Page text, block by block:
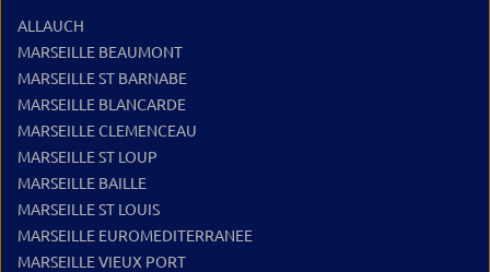
ALLAUCH
MARSEILLE BEAUMONT
MARSEILLE ST BARNABE
MARSEILLE BLANCARDE
MARSEILLE CLEMENCEAU
MARSEILLE ST LOUP
MARSEILLE BAILLE
MARSEILLE ST LOUIS
MARSEILLE EUROMEDITERRANEE
MARSEILLE VIEUX PORT